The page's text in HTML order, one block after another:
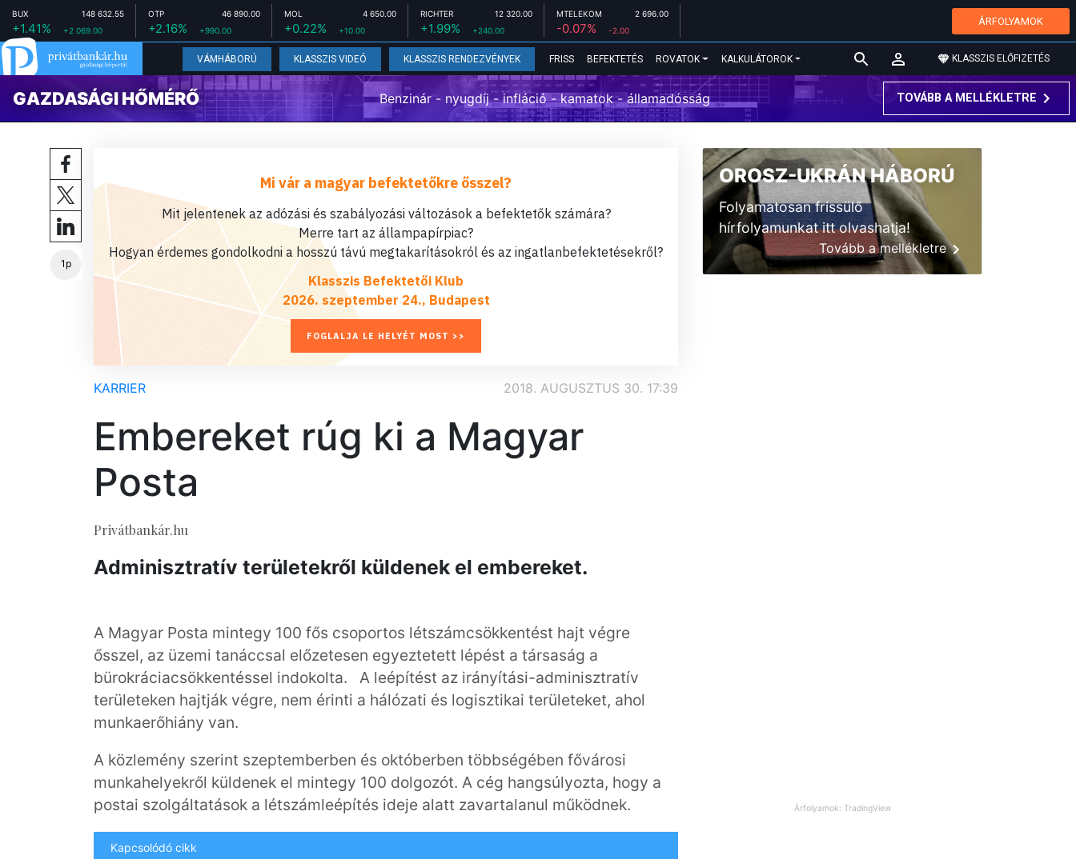
BUX 148 632.55
+1.41% +2 069.00
OTP 46 890.00
+2.16% +990.00
MOL 4 650.00
+0.22% +10.00
RICHTER 12 320.00
+1.99% +240.00
MTELEKOM 2 696.00
-0.07% -2.00
ÁRFOLYAMOK
VÁMHÁBORÚ KLASSZIS VIDEÓ KLASSZIS RENDEZVÉNYEK FRISS BEFEKTETÉS ROVATOK KALKULÁTOROK KLASSZIS ELŐFIZETÉS
GAZDASÁGI HŐMÉRŐ Benzinár - nyugdíj - infláció - kamatok - államadósság TOVÁBB A MELLÉKLETRE
1p
Mi vár a magyar befektetőkre ősszel?
Mit jelentenek az adózási és szabályozási változások a befektetők számára?
Merre tart az állampapírpiac?
Hogyan érdemes gondolkodni a hosszú távú megtakarításokról és az ingatlanbefektetésekről?
Klasszis Befektetői Klub
2026. szeptember 24., Budapest
FOGLALJA LE HELYÉT MOST >>
KARRIER 2018. AUGUSZTUS 30. 17:39
Embereket rúg ki a Magyar
Posta
Privátbankár.hu
Adminisztratív területekről küldenek el embereket.
A Magyar Posta mintegy 100 fős csoportos létszámcsökkentést hajt végre
ősszel, az üzemi tanáccsal előzetesen egyeztetett lépést a társaság a
bürokráciacsökkentéssel indokolta. A leépítést az irányítási-adminisztratív
területeken hajtják végre, nem érinti a hálózati és logisztikai területeket, ahol
munkaerőhiány van.
A közlemény szerint szeptemberben és októberben többségében fővárosi
munkahelyekről küldenek el mintegy 100 dolgozót. A cég hangsúlyozta, hogy a
postai szolgáltatások a létszámleépítés ideje alatt zavartalanul működnek.
Kapcsolódó cikk
OROSZ-UKRÁN HÁBORÚ
Folyamatosan frissülő
hírfolyamunkat itt olvashatja!
Tovább a mellékletre
Árfolyamok: TradingView